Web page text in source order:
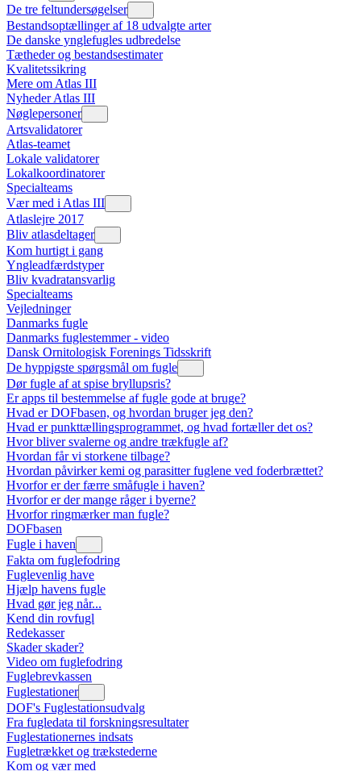
De tre feltundersøgelser
Bestandsoptællinger af 18 udvalgte arter
De danske ynglefugles udbredelse
Tætheder og bestandsestimater
Kvalitetssikring
Mere om Atlas III
Nyheder Atlas III
Nøglepersoner
Artsvalidatorer
Atlas-teamet
Lokale validatorer
Lokalkoordinatorer
Specialteams
Vær med i Atlas III
Atlaslejre 2017
Bliv atlasdeltager
Kom hurtigt i gang
Yngleadfærdstyper
Bliv kvadratansvarlig
Specialteams
Vejledninger
Danmarks fugle
Danmarks fuglestemmer - video
Dansk Ornitologisk Forenings Tidsskrift
De hyppigste spørgsmål om fugle
Dør fugle af at spise bryllupsris?
Er apps til bestemmelse af fugle gode at bruge?
Hvad er DOFbasen, og hvordan bruger jeg den?
Hvad er punkttællingsprogrammet, og hvad fortæller det os?
Hvor bliver svalerne og andre trækfugle af?
Hvordan får vi storkene tilbage?
Hvordan påvirker kemi og parasitter fuglene ved foderbrættet?
Hvorfor er der færre småfugle i haven?
Hvorfor er der mange råger i byerne?
Hvorfor ringmærker man fugle?
DOFbasen
Fugle i haven
Fakta om fuglefodring
Fuglevenlig have
Hjælp havens fugle
Hvad gør jeg når...
Kend din rovfugl
Redekasser
Skader skader?
Video om fuglefodring
Fuglebrevkassen
Fuglestationer
DOF's Fuglestationsudvalg
Fra fugledata til forskningsresultater
Fuglestationernes indsats
Fugletrækket og trækstederne
Kom og vær med